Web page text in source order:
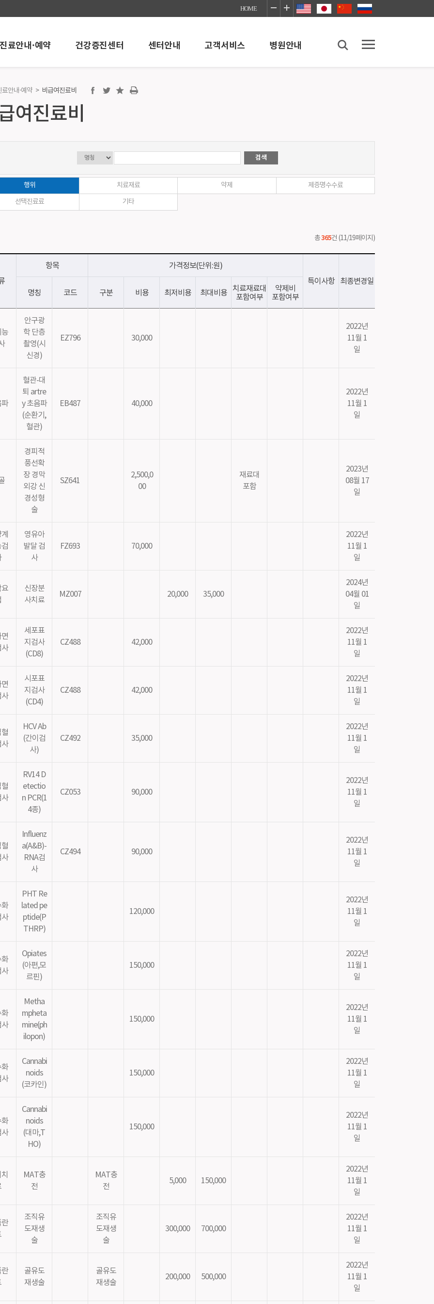
HOME
진료안내·예약 건강증진센터
센터
터
온라인예약
진
센터안내
센터안내
뇌혈관센터
혈관시술센터
로봇인공관절센터
인공관절센터
고객서비스
학술활동
칭찬과 감사의 이야기
건강상담
병원안내
좋은병원네트워크
진료협력센터
료안내·예약 > 비급여진료비
여진료비
행위 치료재료 약제 제증명수수료
선택진료료 기타
총365건 (11/19페이지)
항목
가격정보(단위:원)
특이사항
최종변경일
명칭
코드 구분 비용 최저비용 최대비용
치료재료대
포함여부
약제비
포함여부
능
안구광
학 단층
촬영(시
신경)
EZ796 30,000
2022년
11월 1
일
파
혈관-대
퇴 artre
y 초음파
(순환기,
혈관)
EB487 40,000
2022년
11월 1
일
경피적
풍선확
장 경막
외강 신
경성형
술
SZ641
2,500,0
00
재료대
포함
2023년
08월 17
일
영유아
발달 검
사
FZ693 70,000
2022년
11월 1
일
요
신장분
사치료
MZ007 20,000 35,000
2024년
04월 01
일
사
세포표
지검사
(CD8)
CZ488 42,000
2022년
11월 1
일
사
시포표
지검사
(CD4)
CZ488 42,000
2022년
11월 1
일
사
HCV Ab
(간이검
사)
CZ492 35,000
2022년
11월 1
일
사
RV14 D
etectio
n PCR(1
4종)
CZ053 90,000
2022년
11월 1
일
사
Influenz
a(A&B)-
RNA검
사
CZ494 90,000
2022년
11월 1
일
화
사
PHT Re
lated pe
ptide(P
THRP)
120,000
2022년
11월 1
일
화
사
Opiates
(아편,모
르핀)
150,000
2022년
11월 1
일
화
사
Metha
mpheta
mine(ph
ilopon)
150,000
2022년
11월 1
일
화
사
Cannabi
noids
(코카인)
150,000
2022년
11월 1
일
화
사
Cannabi
noids
(대마,T
HO)
150,000
2022년
11월 1
일
MAT충
전
MAT충
전
5,000 150,000
2022년
11월 1
일
란
조직유
도재생
술
조직유
도재생
술
300,000 700,000
2022년
11월 1
일
란
골유도
재생술
골유도
재생술
200,000 500,000
2022년
11월 1
일